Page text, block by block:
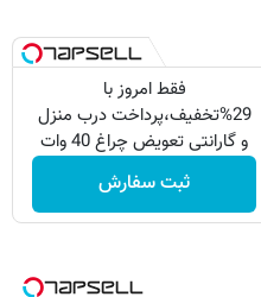
فقط امروز با
29%تخفیف،پرداخت درب منزل
و گارانتی تعویض چراغ 40 وات
بخر
ثبت سفارش